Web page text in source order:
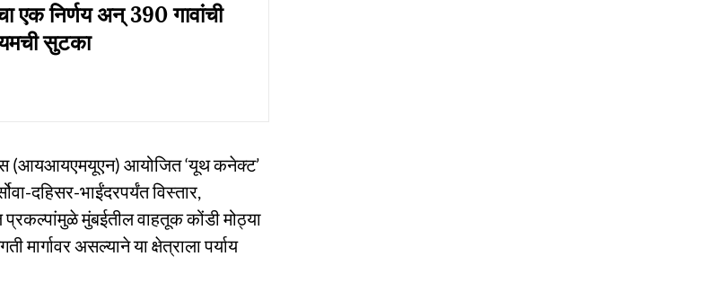
एक निर्णय अन् 390 गावांची
सुटका
(आयआयएमयूएन) आयोजित ‘यूथ कनेक्ट’
दहिसर-भाईंदरपर्यंत विस्तार,
मुंबईतील वाहतूक कोंडी मोठ्या
असल्याने या क्षेत्राला पर्याय